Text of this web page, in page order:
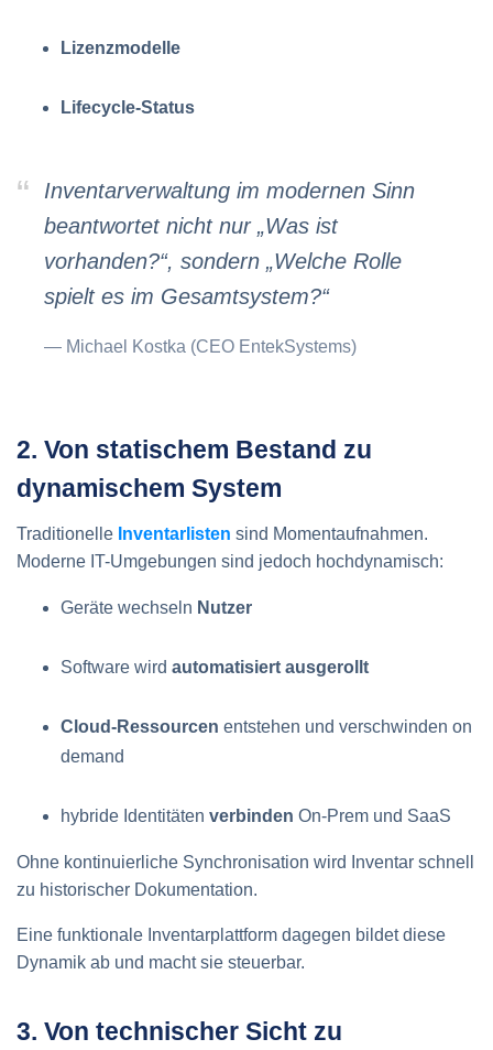
Lizenzmodelle
Lifecycle-Status
Inventarverwaltung im modernen Sinn
beantwortet nicht nur „Was ist
vorhanden?“, sondern „Welche Rolle
spielt es im Gesamtsystem?“
Michael Kostka (CEO EntekSystems)
2. Von statischem Bestand zu
dynamischem System
Traditionelle Inventarlisten sind Momentaufnahmen.
Moderne IT-Umgebungen sind jedoch hochdynamisch:
Geräte wechseln Nutzer
Software wird automatisiert ausgerollt
Cloud-Ressourcen entstehen und verschwinden on
demand
hybride Identitäten verbinden On-Prem und SaaS
Ohne kontinuierliche Synchronisation wird Inventar schnell
zu historischer Dokumentation.
Eine funktionale Inventarplattform dagegen bildet diese
Dynamik ab und macht sie steuerbar.
3. Von technischer Sicht zu